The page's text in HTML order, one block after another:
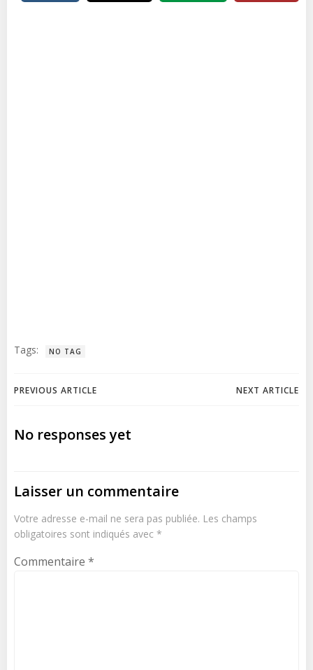
Tags: NO TAG
Post
navigation
PREVIOUS ARTICLE NEXT ARTICLE
No responses yet
Laisser un commentaire
Votre adresse e-mail ne sera pas publiée. Les champs
obligatoires sont indiqués avec *
Commentaire *